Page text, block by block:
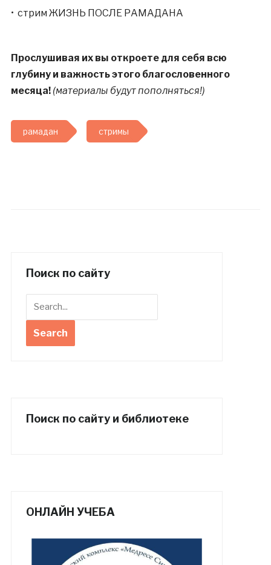
• стрим ЖИЗНЬ ПОСЛЕ РАМАДАНА
Прослушивая их вы откроете для себя всю
глубину и важность этого благословенного
месяца! (материалы будут пополняться!)
рамадан стримы
Поиск по сайту
Поиск по сайту и библиотеке
ОНЛАЙН УЧЕБА